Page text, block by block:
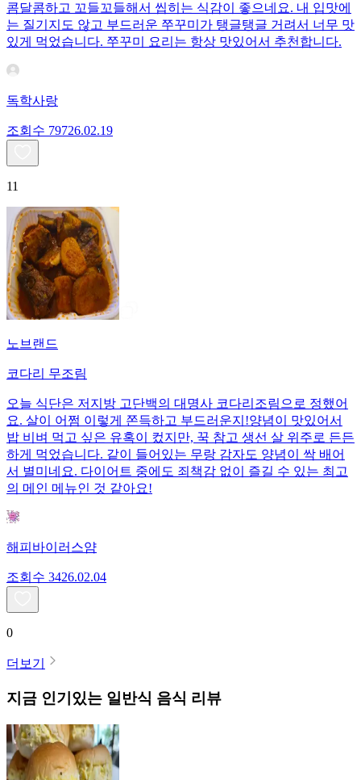
콤달콤하고 꼬들꼬들해서 씹히는 식감이 좋으네요. 내 입맛에
는 질기지도 않고 부드러운 쭈꾸미가 탱글탱글 거려서 너무 맛
있게 먹었습니다. 쭈꾸미 요리는 항상 맛있어서 추천합니다.
독학사랑
조회수 79726.02.19
11
노브랜드
코다리 무조림
오늘 식단은 저지방 고단백의 대명사 코다리조림으로 정했어
요. 살이 어쩜 이렇게 쫀득하고 부드러운지! ​양념이 맛있어서
밥 비벼 먹고 싶은 유혹이 컸지만, 꾹 참고 생선 살 위주로 든든
하게 먹었습니다. 같이 들어있는 무랑 감자도 양념이 싹 배어
서 별미네요. 다이어트 중에도 죄책감 없이 즐길 수 있는 최고
의 메인 메뉴인 것 같아요!
해피바이러스얌
조회수 3426.02.04
0
더보기
지금 인기있는 일반식 음식 리뷰